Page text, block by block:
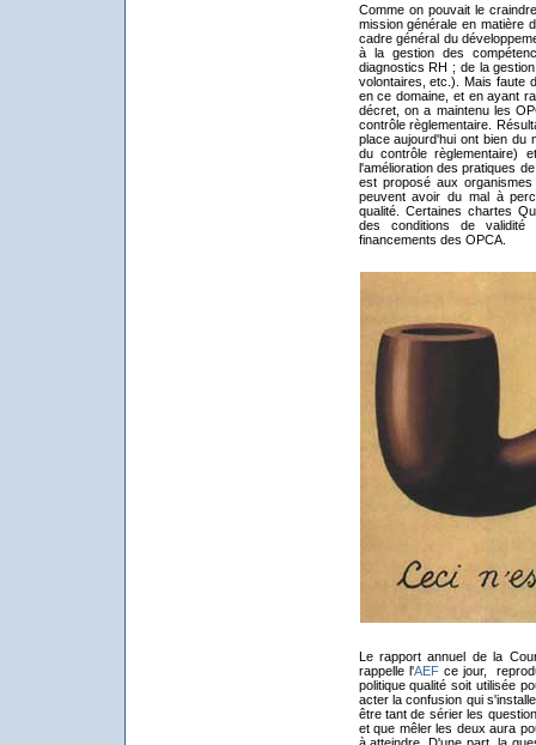
Comme on pouvait le
mission générale en matière
cadre général du
à la gestion des
diagnostics RH ; de la
volontaires, etc.). Mais faute
en ce domaine, et en ayant
décret, on a maintenu les
contrôle règlementaire.
place aujourd'hui ont bien du
du contrôle règlementaire)
l'amélioration des pratiques
est proposé aux
peuvent avoir du mal à
qualité. Certaines chartes
des conditions de validité
financements des OPCA.
Le rapport annuel de la
rappelle l'AEF ce jour,
politique qualité soit utilisée
acter la confusion qui
être tant de sérier les
et que mêler les deux aura